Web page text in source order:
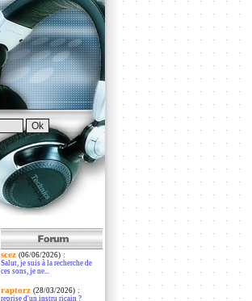
scez (06/06/2026):
Salut, je suis à la recherche de
ces sons, je ne...
raptorz (28/03/2026):
reprise d'un instru ricain ?